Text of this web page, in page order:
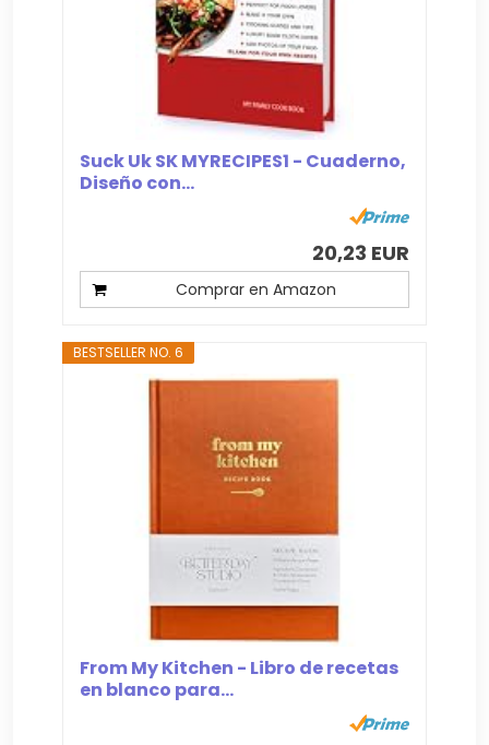
Suck Uk SK MYRECIPES1 - Cuaderno,
Diseño con...
20,23 EUR
Comprar en Amazon
BESTSELLER NO. 6
From My Kitchen - Libro de recetas
en blanco para...